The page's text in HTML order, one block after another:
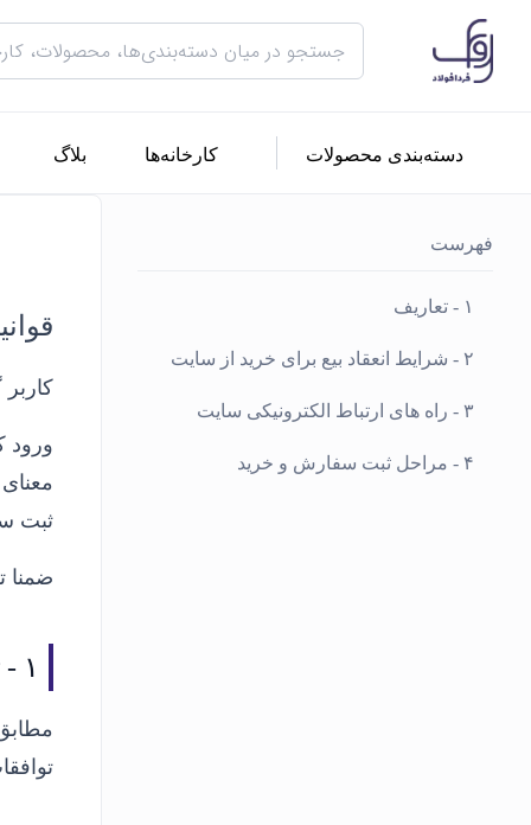
دسته‌بندی محصولات کارخانه‌ها بلاگ
فهرست
۱ - تعاریف
۲ - شرایط انعقاد بیع برای خرید از سایت
۳ - راه های ارتباط الکترونیکی سایت
۴ - مراحل ثبت سفارش و خرید
ورود
ثبت
ضمنا
۱ -